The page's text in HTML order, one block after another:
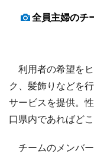
全員主婦のチ
利用者の希望を
ク、髪飾りなどを
サービスを提供。
口県内であればど
チームのメンバ